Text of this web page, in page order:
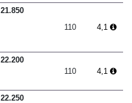
21.850
110
4,1
22.200
110
4,1
22.250